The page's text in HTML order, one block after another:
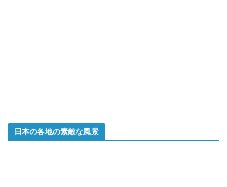
日本の各地の素敵な風景